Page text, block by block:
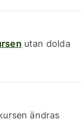
utan dolda
ändras